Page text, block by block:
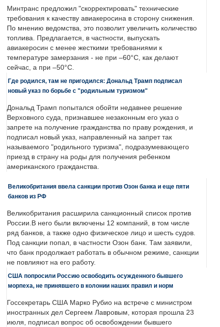
Минтранс предложил "скорректировать" технические
требования к качеству авиакеросина в сторону снижения.
По мнению ведомства, это позволит увеличить количество
топлива. Предлагается, в частности, выпускать
авиакеросин с менее жесткими требованиями к
температуре замерзания - не при –60°C, как делают
сейчас, а при –50°C.
Где родился, там не пригодился: Дональд Трамп подписал
новый указ по борьбе с "родильным туризмом"
Дональд Трамп попытался обойти недавнее решение
Верховного суда, признавшее незаконным его указ о
запрете на получение гражданства по праву рождения, и
подписал новый указ, направленный на запрет так
называемого "родильного туризма", подразумевающего
приезд в страну на роды для получения ребенком
американского гражданства.
Великобритания ввела санкции против Озон банка и еще пяти
банков из РФ
Великобритания расширила санкционный список против
России.В него были включены 12 компаний, в том числе
ряд банков, а также одно физическое лицо и шесть судов.
Под санкции попал, в частности Озон банк. Там заявили,
что банк продолжает работать в обычном режиме, санкции
не повлияют на его работу.
США попросили Россию освободить осужденного бывшего
морпеха, не принявшего в колонии наших правил и норм
Госсекретарь США Марко Рубио на встрече с министром
иностранных дел Сергеем Лавровым, которая прошла 23
июля, подписал вопрос об освобождении бывшего